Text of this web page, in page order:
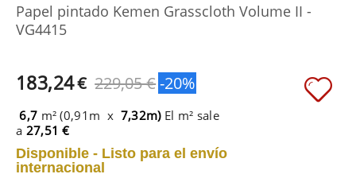
Papel pintado Kemen Grasscloth Volume II -
VG4415
183,24€ 229,05 €-20%
6,7 m² (0,91m x 7,32m) El m² sale
a 27,51 €
Disponible - Listo para el envío
internacional